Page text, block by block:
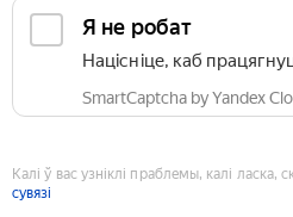
Я не робат
Націсніце, каб
SmartCaptcha by Yandex
Калі ў вас узніклі праблемы, калі ласка,
сувязі